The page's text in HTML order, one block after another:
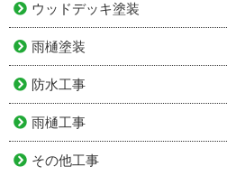
ウッドデッキ塗装
雨樋塗装
防水工事
雨樋工事
その他工事